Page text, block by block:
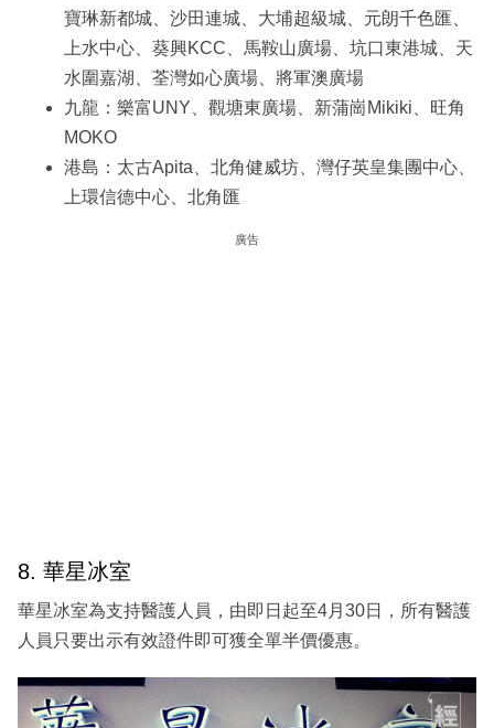
寶琳新都城、沙田連城、大埔超級城、元朗千色匯、
上水中心、葵興KCC、馬鞍山廣場、坑口東港城、天
水圍嘉湖、荃灣如心廣場、將軍澳廣場
九龍：樂富UNY、觀塘東廣場、新蒲崗Mikiki、旺角
MOKO
港島：太古Apita、北角健威坊、灣仔英皇集團中心、
上環信德中心、北角匯
廣告
8. 華星冰室
華星冰室為支持醫護人員，由即日起至4月30日，所有醫護
人員只要出示有效證件即可獲全單半價優惠。